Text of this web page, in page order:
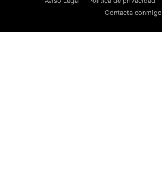
Contacta conmigo